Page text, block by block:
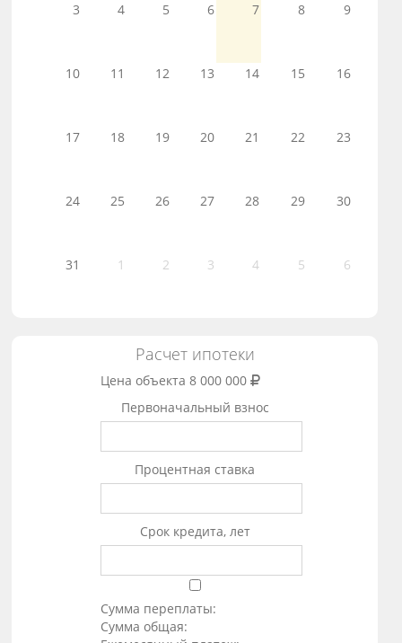
3 4 5 6 7 8 9
10 11 12 13 14 15 16
17 18 19 20 21 22 23
24 25 26 27 28 29 30
31 1 2 3 4 5 6
Расчет ипотеки
Цена объекта 8 000 000
Первоначальный взнос
Процентная ставка
Срок кредита, лет
Сумма переплаты:
Сумма общая: